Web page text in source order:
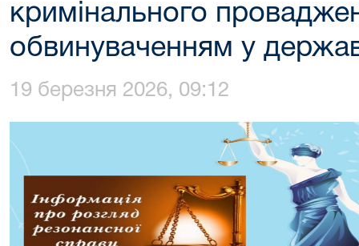
кримінального
обвинуваченням у
19 березня 2026, 09:12